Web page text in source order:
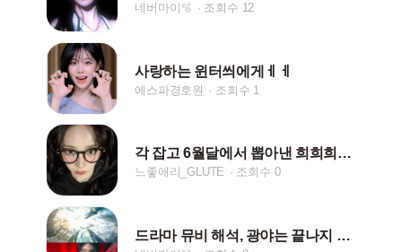
네버마이🫧 조회수 12
사랑하는 윈터씌에게ㅔㅔ
에스파경호원 조회수 1
각 잡고 6월달에서 뽑아낸 희희희연사🔥
느좋애리_GLUTE 조회수 0
드라마 뮤비 해석, 광야는 끝나지 않았습니다.